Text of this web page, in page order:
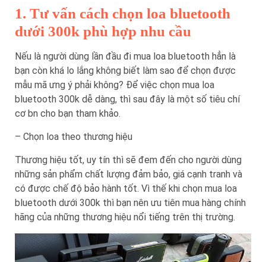
1. Tư vấn cách chọn loa bluetooth
dưới 300k phù hợp nhu cầu
Nếu là người dùng lần đầu đi mua loa bluetooth hẳn là
bạn còn khá lo lắng không biết làm sao để chọn được
mẫu mã ưng ý phải không? Để việc chọn mua loa
bluetooth 300k dễ dàng, thì sau đây là một số tiêu chí
cơ bn cho bạn tham khảo.
– Chọn loa theo thương hiệu
Thương hiệu tốt, uy tín thì sẽ đem đến cho người dùng
những sản phẩm chất lượng đảm bảo, giá cạnh tranh và
có được chế độ bảo hành tốt. Vì thế khi chọn mua loa
bluetooth dưới 300k thì bạn nên ưu tiên mua hàng chính
hãng của những thương hiệu nổi tiếng trên thị trường.